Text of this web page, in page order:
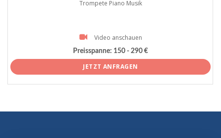
Trompete Piano Musik
Video anschauen
Preisspanne: 150 - 290 €
JETZT ANFRAGEN